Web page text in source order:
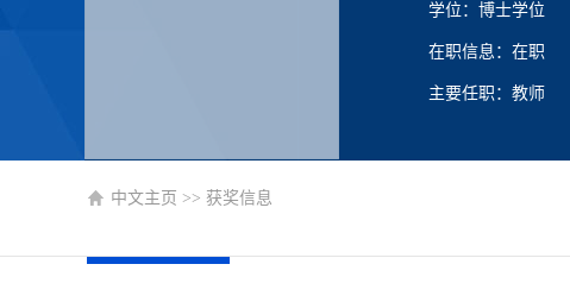
学位：博士学位
在职信息：在职
主要任职：教师
中文主页 >> 获奖信息